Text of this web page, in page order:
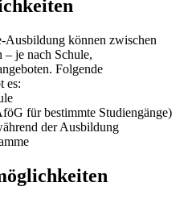
Ausbildung können zwischen
– je nach Schule,
Folgende
es:
für bestimmte Studiengänge)
der Ausbildung